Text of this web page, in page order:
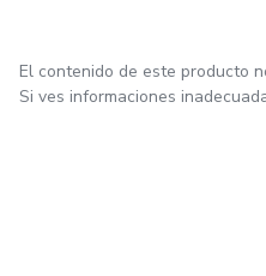
El contenido de este producto
Si ves informaciones